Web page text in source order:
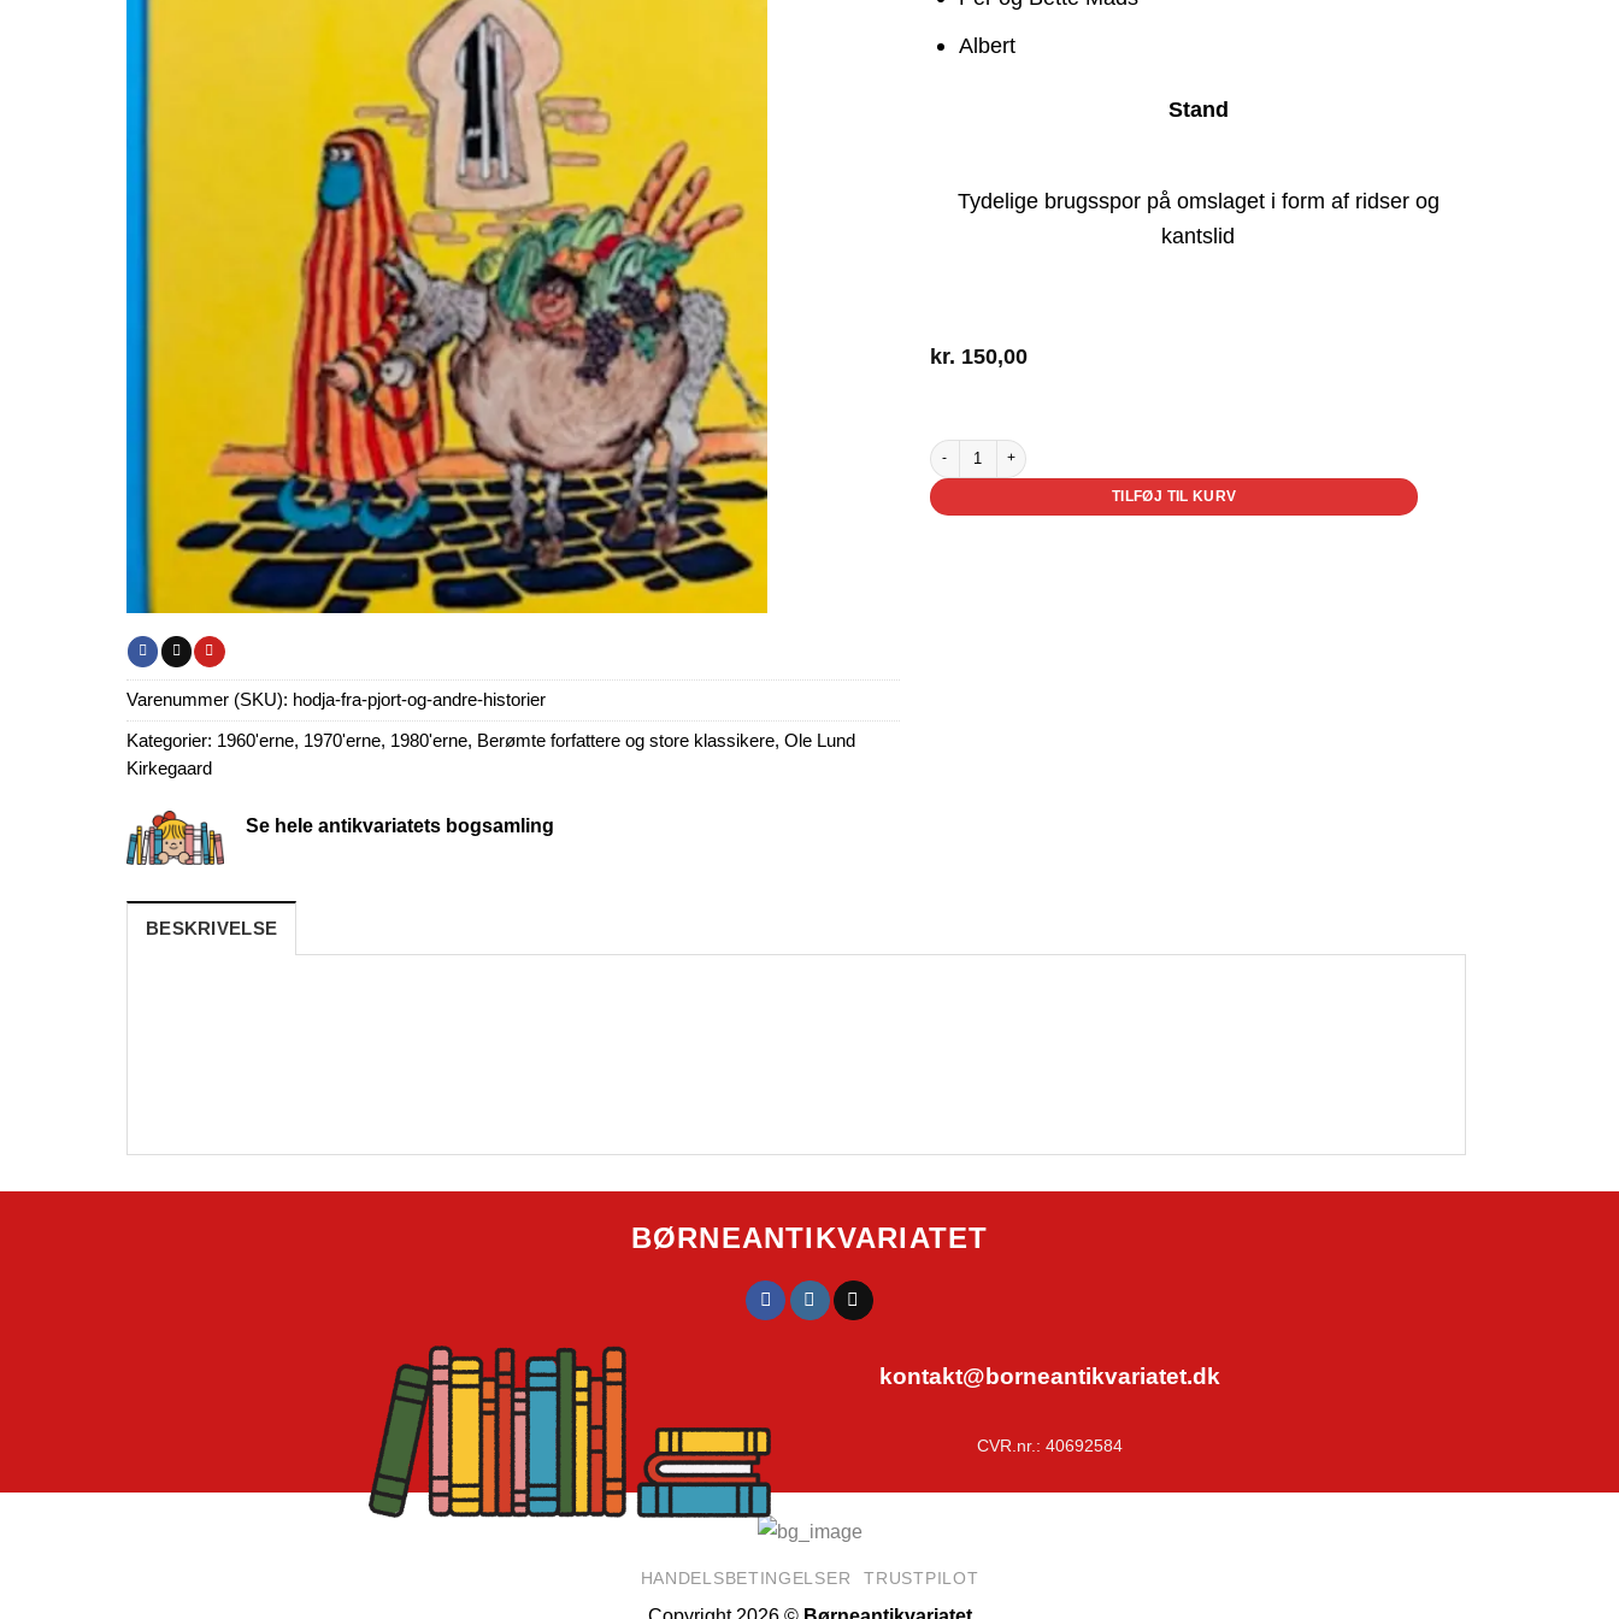
Varenummer (SKU): hodja-fra-pjort-og-andre-historier
Kategorier: 1960'erne, 1970'erne, 1980'erne, Berømte forfattere og store klassikere, Ole Lund
Kirkegaard
Se hele antikvariatets bogsamling
Albert
Stand
Tydelige brugsspor på omslaget i form af ridser og
kantslid
kr. 150,00
Hodja fra Pjort og andre historier antal
TILFØJ TIL KURV
BESKRIVELSE
BØRNEANTIKVARIATET
kontakt@borneantikvariatet.dk
CVR.nr.: 40692584
HANDELSBETINGELSER TRUSTPILOT